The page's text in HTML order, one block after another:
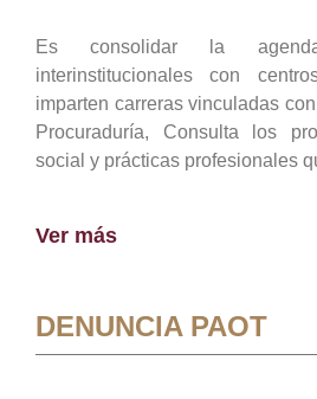
Es consolidar la
interinstitucionales con
imparten carreras vinculadas
Procuraduría, Consulta los
social y prácticas profesionales
Ver más
DENUNCIA PAOT